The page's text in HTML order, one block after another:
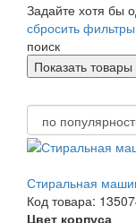
Задайте хотя бы
сбросить фильтры
поиск
Стиральная
Код товара:
Цвет корпуса